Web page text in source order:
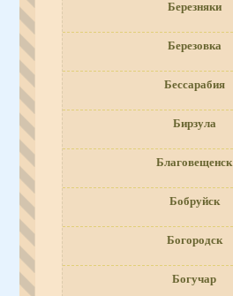
Березняки
Березовка
Бессарабия
Бирзула
Благовещенск
Бобруйск
Богородск
Богучар